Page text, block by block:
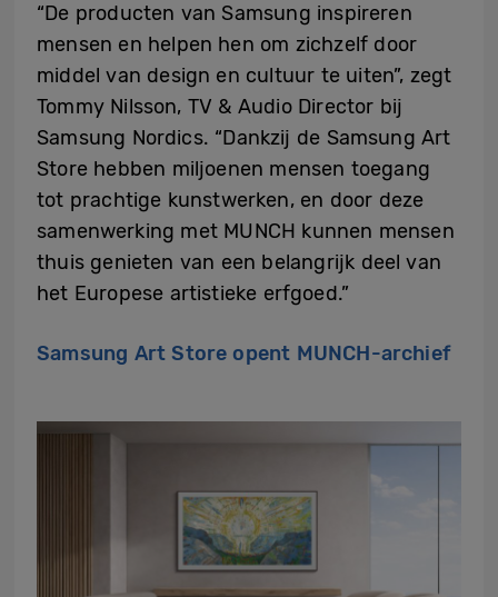
“De producten van Samsung inspireren
mensen en helpen hen om zichzelf door
middel van design en cultuur te uiten”, zegt
Tommy Nilsson, TV & Audio Director bij
Samsung Nordics. “Dankzij de Samsung Art
Store hebben miljoenen mensen toegang
tot prachtige kunstwerken, en door deze
samenwerking met MUNCH kunnen mensen
thuis genieten van een belangrijk deel van
het Europese artistieke erfgoed.”
Samsung Art Store opent MUNCH-archief